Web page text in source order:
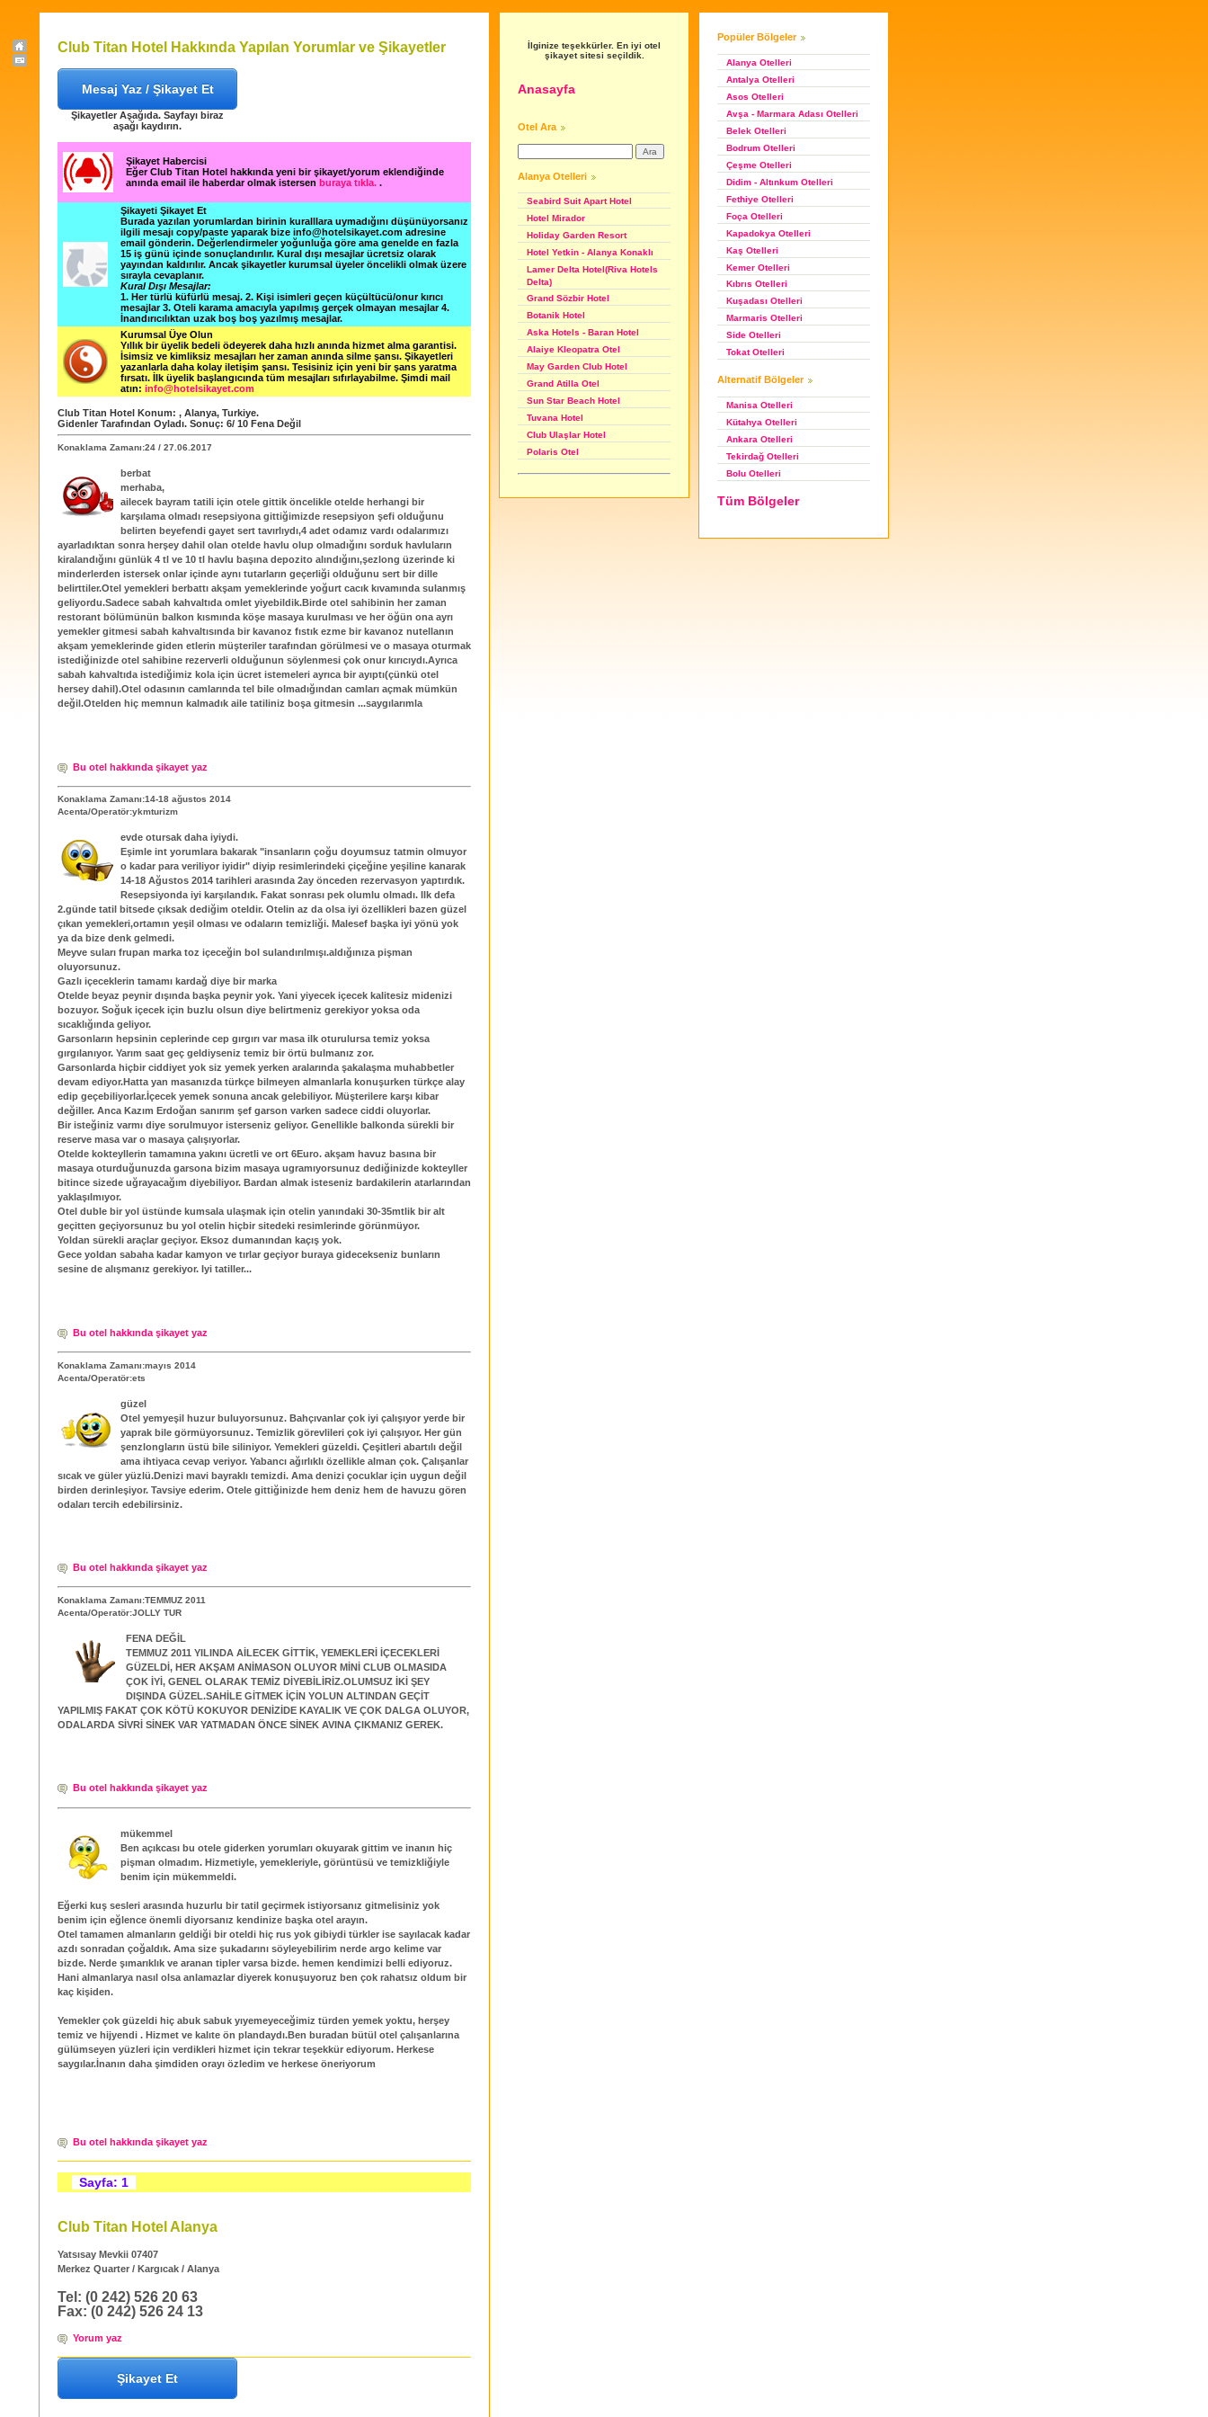
Club Titan Hotel Hakkında Yapılan Yorumlar ve Şikayetler
Mesaj Yaz / Şikayet Et
Şikayetler Aşağıda. Sayfayı biraz
aşağı kaydırın.
Şikayet Habercisi
Eğer Club Titan Hotel hakkında yeni bir şikayet/yorum eklendiğinde
anında email ile haberdar olmak istersen buraya tıkla. .
Şikayeti Şikayet Et
Burada yazılan yorumlardan birinin kuralllara uymadığını düşünüyorsanız
ilgili mesajı copy/paste yaparak bize info@hotelsikayet.com adresine
email gönderin. Değerlendirmeler yoğunluğa göre ama genelde en fazla
15 iş günü içinde sonuçlandırılır. Kural dışı mesajlar ücretsiz olarak
yayından kaldırılır. Ancak şikayetler kurumsal üyeler öncelikli olmak üzere
sırayla cevaplanır.
Kural Dışı Mesajlar:
1. Her türlü küfürlü mesaj. 2. Kişi isimleri geçen küçültücü/onur kırıcı
mesajlar 3. Oteli karama amacıyla yapılmış gerçek olmayan mesajlar 4.
İnandırıcılıktan uzak boş boş yazılmış mesajlar.
Kurumsal Üye Olun
Yıllık bir üyelik bedeli ödeyerek daha hızlı anında hizmet alma garantisi.
İsimsiz ve kimliksiz mesajları her zaman anında silme şansı. Şikayetleri
yazanlarla daha kolay iletişim şansı. Tesisiniz için yeni bir şans yaratma
fırsatı. İlk üyelik başlangıcında tüm mesajları sıfırlayabilme. Şimdi mail
atın: info@hotelsikayet.com
Club Titan Hotel Konum: , Alanya, Turkiye.
Gidenler Tarafından Oyladı. Sonuç: 6/ 10 Fena Değil
Konaklama Zamanı:24 / 27.06.2017
berbat
merhaba,
ailecek bayram tatili için otele gittik öncelikle otelde herhangi bir
karşılama olmadı resepsiyona gittiğimizde resepsiyon şefi olduğunu
belirten beyefendi gayet sert tavırlıydı,4 adet odamız vardı odalarımızı
ayarladıktan sonra herşey dahil olan otelde havlu olup olmadığını sorduk havluların
kiralandığını günlük 4 tl ve 10 tl havlu başına depozito alındığını,şezlong üzerinde ki
minderlerden istersek onlar içinde aynı tutarların geçerliği olduğunu sert bir dille
belirttiler.Otel yemekleri berbattı akşam yemeklerinde yoğurt cacık kıvamında sulanmış
geliyordu.Sadece sabah kahvaltıda omlet yiyebildik.Birde otel sahibinin her zaman
restorant bölümünün balkon kısmında köşe masaya kurulması ve her öğün ona ayrı
yemekler gitmesi sabah kahvaltısında bir kavanoz fıstık ezme bir kavanoz nutellanın
akşam yemeklerinde giden etlerin müşteriler tarafından görülmesi ve o masaya oturmak
istediğinizde otel sahibine rezerverli olduğunun söylenmesi çok onur kırıcıydı.Ayrıca
sabah kahvaltıda istediğimiz kola için ücret istemeleri ayrıca bir ayıptı(çünkü otel
hersey dahil).Otel odasının camlarında tel bile olmadığından camları açmak mümkün
değil.Otelden hiç memnun kalmadık aile tatiliniz boşa gitmesin ...saygılarımla
Bu otel hakkında şikayet yaz
Konaklama Zamanı:14-18 ağustos 2014
Acenta/Operatör:ykmturizm
evde otursak daha iyiydi.
Eşimle int yorumlara bakarak "insanların çoğu doyumsuz tatmin olmuyor
o kadar para veriliyor iyidir" diyip resimlerindeki çiçeğine yeşiline kanarak
14-18 Ağustos 2014 tarihleri arasında 2ay önceden rezervasyon yaptırdık.
Resepsiyonda iyi karşılandık. Fakat sonrası pek olumlu olmadı. Ilk defa
2.günde tatil bitsede çıksak dediğim oteldir. Otelin az da olsa iyi özellikleri bazen güzel
çıkan yemekleri,ortamın yeşil olması ve odaların temizliği. Malesef başka iyi yönü yok
ya da bize denk gelmedi.
Meyve suları frupan marka toz içeceğin bol sulandırılmışı.aldığınıza pişman
oluyorsunuz.
Gazlı içeceklerin tamamı kardağ diye bir marka
Otelde beyaz peynir dışında başka peynir yok. Yani yiyecek içecek kalitesiz midenizi
bozuyor. Soğuk içecek için buzlu olsun diye belirtmeniz gerekiyor yoksa oda
sıcaklığında geliyor.
Garsonların hepsinin ceplerinde cep gırgırı var masa ilk oturulursa temiz yoksa
gırgılanıyor. Yarım saat geç geldiyseniz temiz bir örtü bulmanız zor.
Garsonlarda hiçbir ciddiyet yok siz yemek yerken aralarında şakalaşma muhabbetler
devam ediyor.Hatta yan masanızda türkçe bilmeyen almanlarla konuşurken türkçe alay
edip geçebiliyorlar.İçecek yemek sonuna ancak gelebiliyor. Müşterilere karşı kibar
değiller. Anca Kazım Erdoğan sanırım şef garson varken sadece ciddi oluyorlar.
Bir isteğiniz varmı diye sorulmuyor isterseniz geliyor. Genellikle balkonda sürekli bir
reserve masa var o masaya çalışıyorlar.
Otelde kokteyllerin tamamına yakını ücretli ve ort 6Euro. akşam havuz basına bir
masaya oturduğunuzda garsona bizim masaya ugramıyorsunuz dediğinizde kokteyller
bitince sizede uğrayacağım diyebiliyor. Bardan almak isteseniz bardakilerin atarlarından
yaklaşılmıyor.
Otel duble bir yol üstünde kumsala ulaşmak için otelin yanındaki 30-35mtlik bir alt
geçitten geçiyorsunuz bu yol otelin hiçbir sitedeki resimlerinde görünmüyor.
Yoldan sürekli araçlar geçiyor. Eksoz dumanından kaçış yok.
Gece yoldan sabaha kadar kamyon ve tırlar geçiyor buraya gidecekseniz bunların
sesine de alışmanız gerekiyor. Iyi tatiller...
Bu otel hakkında şikayet yaz
Konaklama Zamanı:mayıs 2014
Acenta/Operatör:ets
güzel
Otel yemyeşil huzur buluyorsunuz. Bahçıvanlar çok iyi çalışıyor yerde bir
yaprak bile görmüyorsunuz. Temizlik görevlileri çok iyi çalışıyor. Her gün
şenzlongların üstü bile siliniyor. Yemekleri güzeldi. Çeşitleri abartılı değil
ama ihtiyaca cevap veriyor. Yabancı ağırlıklı özellikle alman çok. Çalışanlar
sıcak ve güler yüzlü.Denizi mavi bayraklı temizdi. Ama denizi çocuklar için uygun değil
birden derinleşiyor. Tavsiye ederim. Otele gittiğinizde hem deniz hem de havuzu gören
odaları tercih edebilirsiniz.
Bu otel hakkında şikayet yaz
Konaklama Zamanı:TEMMUZ 2011
Acenta/Operatör:JOLLY TUR
FENA DEĞİL
TEMMUZ 2011 YILINDA AİLECEK GİTTİK, YEMEKLERİ İÇECEKLERİ
GÜZELDİ, HER AKŞAM ANİMASON OLUYOR MİNİ CLUB OLMASIDA
ÇOK İYİ, GENEL OLARAK TEMİZ DİYEBİLİRİZ.OLUMSUZ İKİ ŞEY
DIŞINDA GÜZEL.SAHİLE GİTMEK İÇİN YOLUN ALTINDAN GEÇİT
YAPILMIŞ FAKAT ÇOK KÖTÜ KOKUYOR DENİZİDE KAYALIK VE ÇOK DALGA OLUYOR,
ODALARDA SİVRİ SİNEK VAR YATMADAN ÖNCE SİNEK AVINA ÇIKMANIZ GEREK.
Bu otel hakkında şikayet yaz
mükemmel
Ben açıkcası bu otele giderken yorumları okuyarak gittim ve inanın hiç
pişman olmadım. Hizmetiyle, yemekleriyle, görüntüsü ve temizkliğiyle
benim için mükemmeldi.
Eğerki kuş sesleri arasında huzurlu bir tatil geçirmek istiyorsanız gitmelisiniz yok
benim için eğlence önemli diyorsanız kendinize başka otel arayın.
Otel tamamen almanların geldiği bir oteldi hiç rus yok gibiydi türkler ise sayılacak kadar
azdı sonradan çoğaldık. Ama size şukadarını söyleyebilirim nerde argo kelime var
bizde. Nerde şımarıklık ve aranan tipler varsa bizde. hemen kendimizi belli ediyoruz.
Hani almanlarya nasıl olsa anlamazlar diyerek konuşuyoruz ben çok rahatsız oldum bir
kaç kişiden.
Yemekler çok güzeldi hiç abuk sabuk yıyemeyeceğimiz türden yemek yoktu, herşey
temiz ve hijyendi . Hizmet ve kalıte ön plandaydı.Ben buradan bütül otel çalışanlarına
gülümseyen yüzleri için verdikleri hizmet için tekrar teşekkür ediyorum. Herkese
saygılar.İnanın daha şimdiden orayı özledim ve herkese öneriyorum
Bu otel hakkında şikayet yaz
Sayfa: 1
Club Titan Hotel Alanya
Yatsısay Mevkii 07407
Merkez Quarter / Kargıcak / Alanya
Tel: (0 242) 526 20 63
Fax: (0 242) 526 24 13
Yorum yaz
Şikayet Et
İlginize teşekkürler. En iyi otel
şikayet sitesi seçildik.
Anasayfa
Otel Ara
Alanya Otelleri
Seabird Suit Apart Hotel
Hotel Mirador
Holiday Garden Resort
Hotel Yetkin - Alanya Konaklı
Lamer Delta Hotel(Riva Hotels
Delta)
Grand Sözbir Hotel
Botanik Hotel
Aska Hotels - Baran Hotel
Alaiye Kleopatra Otel
May Garden Club Hotel
Grand Atilla Otel
Sun Star Beach Hotel
Tuvana Hotel
Club Ulaşlar Hotel
Polaris Otel
Popüler Bölgeler
Alanya Otelleri
Antalya Otelleri
Asos Otelleri
Avşa - Marmara Adası Otelleri
Belek Otelleri
Bodrum Otelleri
Çeşme Otelleri
Didim - Altınkum Otelleri
Fethiye Otelleri
Foça Otelleri
Kapadokya Otelleri
Kaş Otelleri
Kemer Otelleri
Kıbrıs Otelleri
Kuşadası Otelleri
Marmaris Otelleri
Side Otelleri
Tokat Otelleri
Alternatif Bölgeler
Manisa Otelleri
Kütahya Otelleri
Ankara Otelleri
Tekirdağ Otelleri
Bolu Otelleri
Tüm Bölgeler